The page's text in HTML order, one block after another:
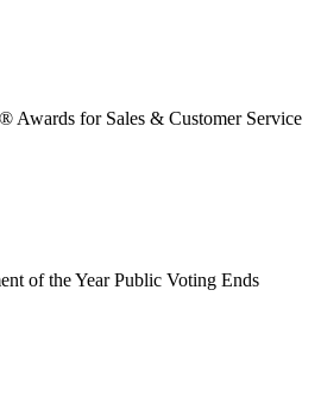
Awards for Sales & Customer Service
of the Year Public Voting Ends